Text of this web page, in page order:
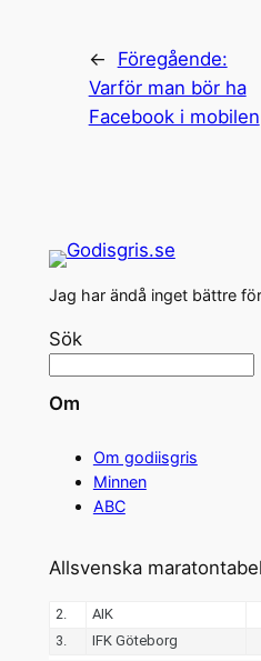
←
Föregående:
Varför man bör ha
Facebook i mobilen
Jag har ändå inget bättre
Sök
Om
Om godiisgris
Minnen
ABC
Allsvenska